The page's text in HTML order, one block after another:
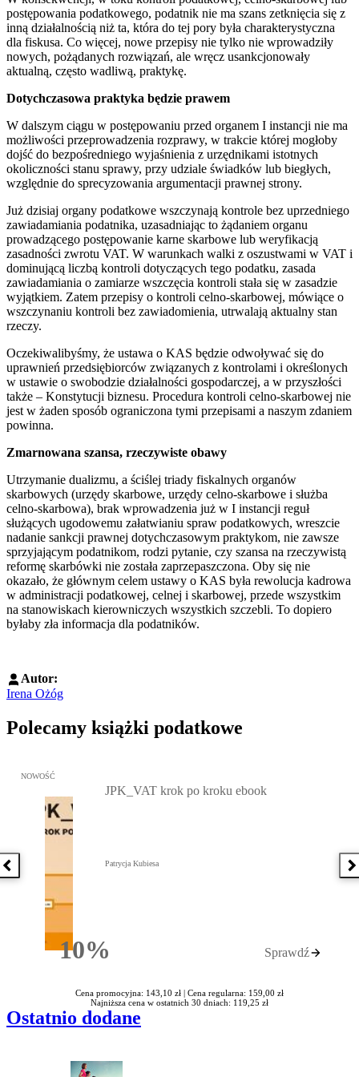
postępowania podatkowego, podatnik nie ma szans zetknięcia się z
inną działalnością niż ta, która do tej pory była charakterystyczna
dla fiskusa. Co więcej, nowe przepisy nie tylko nie wprowadziły
nowych, pożądanych rozwiązań, ale wręcz usankcjonowały
aktualną, często wadliwą, praktykę.
Dotychczasowa praktyka będzie prawem
W dalszym ciągu w postępowaniu przed organem I instancji nie ma
możliwości przeprowadzenia rozprawy, w trakcie której mogłoby
dojść do bezpośredniego wyjaśnienia z urzędnikami istotnych
okoliczności stanu sprawy, przy udziale świadków lub biegłych,
względnie do sprecyzowania argumentacji prawnej strony.
Już dzisiaj organy podatkowe wszczynają kontrole bez uprzedniego
zawiadamiania podatnika, uzasadniając to żądaniem organu
prowadzącego postępowanie karne skarbowe lub weryfikacją
zasadności zwrotu VAT. W warunkach walki z oszustwami w VAT i
dominującą liczbą kontroli dotyczących tego podatku, zasada
zawiadamiania o zamiarze wszczęcia kontroli stała się w zasadzie
wyjątkiem. Zatem przepisy o kontroli celno-skarbowej, mówiące o
wszczynaniu kontroli bez zawiadomienia, utrwalają aktualny stan
rzeczy.
Oczekiwalibyśmy, że ustawa o KAS będzie odwoływać się do
uprawnień przedsiębiorców związanych z kontrolami i określonych
w ustawie o swobodzie działalności gospodarczej, a w przyszłości
także – Konstytucji biznesu. Procedura kontroli celno-skarbowej nie
jest w żaden sposób ograniczona tymi przepisami a naszym zdaniem
powinna.
Zmarnowana szansa, rzeczywiste obawy
Utrzymanie dualizmu, a ściślej triady fiskalnych organów
skarbowych (urzędy skarbowe, urzędy celno-skarbowe i służba
celno-skarbowa), brak wprowadzenia już w I instancji reguł
służących ugodowemu załatwianiu spraw podatkowych, wreszcie
nadanie sankcji prawnej dotychczasowym praktykom, nie zawsze
sprzyjającym podatnikom, rodzi pytanie, czy szansa na rzeczywistą
reformę skarbówki nie została zaprzepaszczona. Oby się nie
okazało, że głównym celem ustawy o KAS była rewolucja kadrowa
w administracji podatkowej, celnej i skarbowej, przede wszystkim
na stanowiskach kierowniczych wszystkich szczebli. To dopiero
byłaby zła informacja dla podatników.
Autor:
Irena Ożóg
Polecamy książki podatkowe
Poprzednia książka
Przejdź do: JPK_VAT krok po kroku ebook, Patrycja Kubiesa -
NOWOŚĆ
10%Rabatu
JPK_VAT krok po kroku ebook
Patrycja Kubiesa
Sprawdź
Cena promocyjna: 143,10 zł | Cena regularna: 159,00 zł
Najniższa cena w ostatnich 30 dniach: 119,25 zł
Ostatnio dodane